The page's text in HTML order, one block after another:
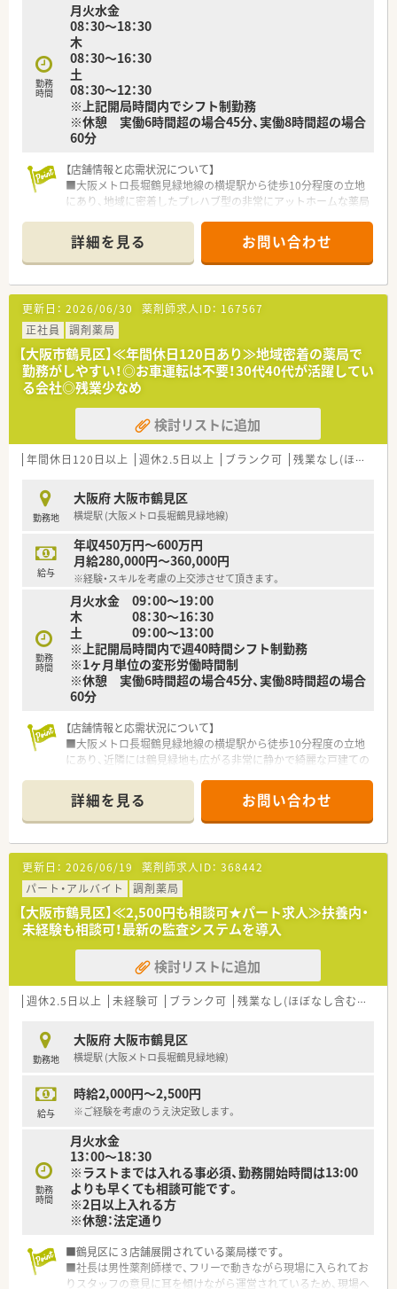
勤務
時間
月火水金
08：30～18：30
木
08：30～16：30
土
08：30～12：30
※上記開局時間内でシフト制勤務
※休憩 実働6時間超の場合45分、実働8時間超の場合
60分
【店舗情報と応需状況について】
■大阪メトロ長堀鶴見緑地線の横堤駅から徒歩10分程度の立地
にあり、地域に密着したプレハブ型の非常にアットホームな薬局
■隣接するクリニックから整形外科応需および眼科応需が中心
で、1日あたりの処方箋枚数は50枚から60枚程度で推移しており
ます。
■常勤薬剤師2名と事務スタッフ2名が在籍しており、互いに連
携を取りながら効率よくスピーディーに業務を遂行できる体制
です。
【勤務実態について】
■月曜日から金曜日の終業時間は18:30までとなっており、残業
はほとんど発生しないため、仕事終わりの予定も立てやすい環境
です。
■在宅業務で薬剤師が外に出るタイミングを除けば、常に複数名
体制で業務を行っているため、一人薬剤師になる時間は極めて短
いです。
■1分単位で残業代が支給される労務管理が徹底されており、サ
が可能です。
【想定される業務内容】
■整形外科や眼科の調剤・監査・服薬指導を中心に、施設在宅3件
（計50名程度）および居宅5件の訪問管理業務を担当いただきま
す。
■外来は軽量科目が中心ですが、在宅業務では多職種と連携しな
がら、患者様の生活に深く関わる高度な薬学的管理を実践いたし
ます。
■最新の全自動分包機や監査システムを完備しているため、正確
かつ迅速な調剤業務を通じて、患者様の待ち時間短縮に大きく貢
献できます。
詳細を見る お問い合わせ
更新日： 2026/06/30 薬剤師求人ID： 167567
正社員
調剤薬局
【大阪市鶴見区】≪年間休日120日あり≫地域密着の薬局で
勤務がしやすい！◎お車運転は不要！30代40代が活躍してい
る会社◎残業少なめ
検討リストに追加
年間休日120日以上 週休2.5日以上 ブランク可 残業なし(ほぼなし含む)
勤務地
大阪府 大阪市鶴見区
横堤駅 (大阪メトロ長堀鶴見緑地線)
給与
年収450万円～600万円
月給280,000円～360,000円
※経験・スキルを考慮の上交渉させて頂きます。
勤務
時間
月火水金 09：00～19：00
木 08：30～16：30
土 09：00～13：00
※上記開局時間内で週40時間シフト制勤務
※1ヶ月単位の変形労働時間制
※休憩 実働6時間超の場合45分、実働8時間超の場合
60分
【店舗情報と応需状況について】
■大阪メトロ長堀鶴見緑地線の横堤駅から徒歩10分程度の立地
にあり、近隣には鶴見緑地も広がる非常に静かで綺麗な戸建ての
■処方箋は内科や眼科、透析など多岐にわたり1日50枚から60枚
ほど応需しており、地域に根ざした医療サービスを提供していま
す。
■薬剤師は4名体制で運営されており、事務スタッフも6名在籍
しているため、各業務を分担しながらゆとりを持って取り組める
体制です。
【法人特徴について】
■大阪市鶴見区を中心に複数の店舗を展開しており、地域包括ケ
アシステムの一翼を担うべく施設在宅業務に非常に積極的に注
力しています。
■代表取締役は現場目線を大切にする男性薬剤師であり、スタッ
フの意見を積極的に取り入れながら、最新の監査システム等を導
入しています。
たいという独立志向の方に対しても、開局までトータルで支援す
る法人です。
■入社後はOJTやメーカー勉強会を通じて、未経験の方でも最新
の在宅医療スキルや高度な薬学的管理能力を着実に習得するこ
■資格取得支援制度を活用して自身の専門性を高められるほか、
将来的には店舗をまとめる管理薬剤師としてマネジメントを学
ぶ道もあります。
■独立を志す方には経営のノウハウを代表から直接学べる機会
があり、不動産業も手掛ける法人の強みを活かした起業サポート
も受けられます。
【こんな取り組みをしています】
■監査システム「アテルノ」を全店で導入しており、カメラと重
詳細を見る お問い合わせ
更新日： 2026/06/19 薬剤師求人ID： 368442
パート・アルバイト
調剤薬局
【大阪市鶴見区】≪2,500円も相談可★パート求人≫扶養内・
未経験も相談可！最新の監査システムを導入
検討リストに追加
週休2.5日以上 未経験可 ブランク可 残業なし(ほぼなし含む)
勤務地
大阪府 大阪市鶴見区
横堤駅 (大阪メトロ長堀鶴見緑地線)
給与
時給2,000円～2,500円
※ご経験を考慮のうえ決定致します。
勤務
時間
月火水金
13：00～18：30
※ラストまでは入れる事必須、勤務開始時間は13:00
よりも早くても相談可能です。
※2日以上入れる方
※休憩：法定通り
■鶴見区に３店舗展開されている薬局様です。
■社長は男性薬剤師様で、フリーで動きながら現場に入られてお
りスタッフの意見に耳を傾けながら運営されているため、現場へ